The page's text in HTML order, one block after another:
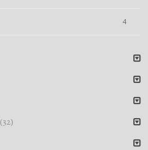
4
(32)